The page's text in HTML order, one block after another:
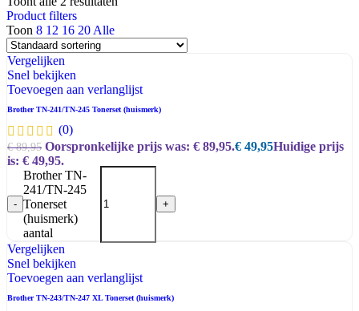
Product filters
Toon 8 12 16 20 Alle
Vergelijken
Snel bekijken
Toevoegen aan verlanglijst
Brother TN-241/TN-245 Tonerset (huismerk)
(0)
€89,95 Oorspronkelijke prijs was: € 89,95.€ 49,95Huidige prijs
is: € 49,95.
-
Brother TN-
241/TN-245
Tonerset
(huismerk)
aantal
+
Vergelijken
Snel bekijken
Toevoegen aan verlanglijst
Brother TN-243/TN-247 XL Tonerset (huismerk)